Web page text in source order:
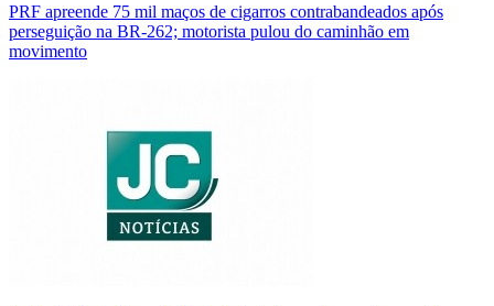
PRF apreende 75 mil maços de cigarros contrabandeados após
perseguição na BR-262; motorista pulou do caminhão em
movimento